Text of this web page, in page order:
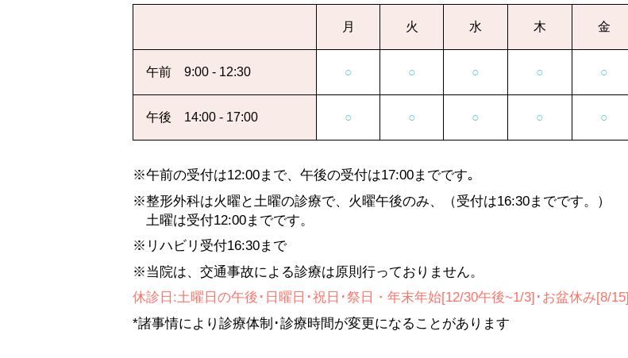
月 火 水 木 金
午前 9:00 - 12:30 ○ ○ ○ ○ ○
午後 14:00 - 17:00 ○ ○ ○ ○ ○
※午前の受付は12:00まで、午後の受付は17:00までです｡
※整形外科は火曜と 土曜の診療で、火曜午後のみ、（受付は16:30までです。）
土曜は受付12:00までです。
※リハビリ受付16:30まで
※当院は、交通事故による診療は原則行っておりません。
休診日:土曜日の午後･日曜日･祝日･祭日・年末年始[12/30午後~1/3]･お盆休み[8/15]
*諸事情により診療体制･診療時間が変更になることがあります